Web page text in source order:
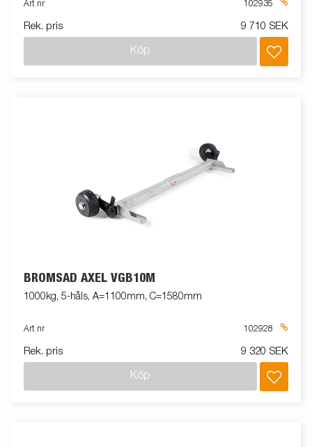
Art nr 102935
Rek. pris 9 710 SEK
Köp
BROMSAD AXEL VGB10M
1000kg, 5-håls, A=1100mm, C=1580mm
Art nr 102928
Rek. pris 9 320 SEK
Köp